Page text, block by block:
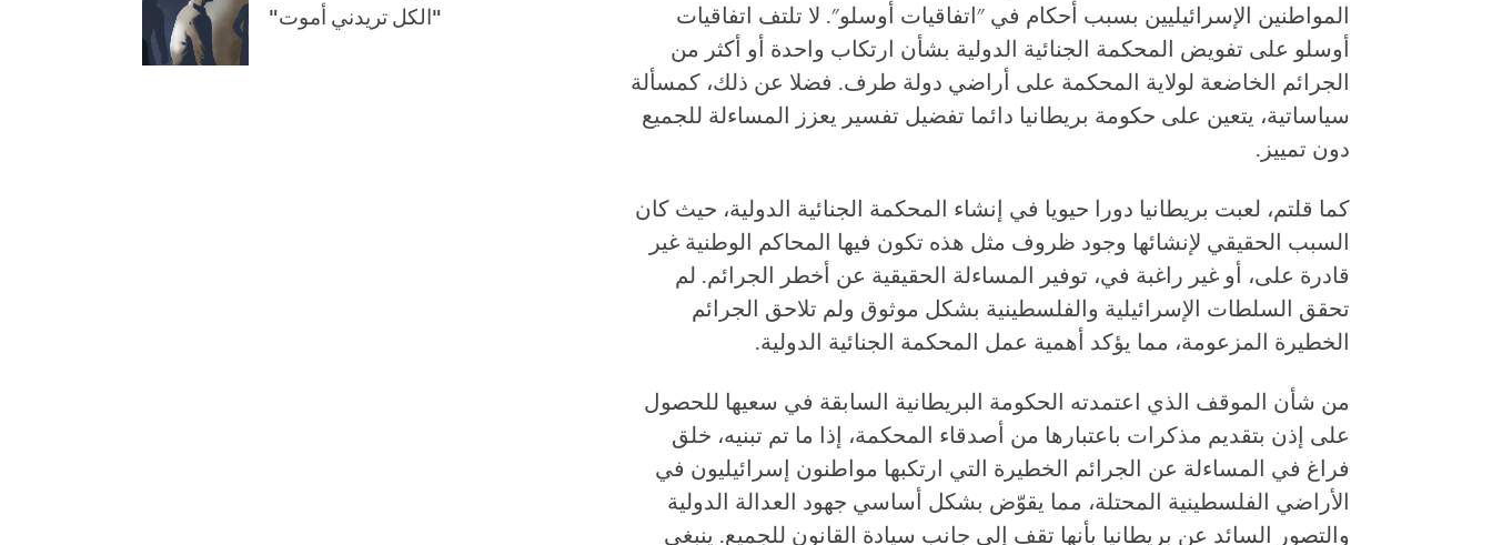
المواطنين الإسرائيليين بسبب أحكام في "اتفاقيات أوسلو". لا تلتف اتفاقيات
أوسلو على تفويض المحكمة الجنائية الدولية بشأن ارتكاب واحدة أو أكثر من
الجرائم الخاضعة لولاية المحكمة على أراضي دولة طرف. فضلا عن ذلك، كمسألة
سياساتية، يتعين على حكومة بريطانيا دائما تفضيل تفسير يعزز المساءلة للجميع
دون تمييز.
كما قلتم، لعبت بريطانيا دورا حيويا في إنشاء المحكمة الجنائية الدولية، حيث كان
السبب الحقيقي لإنشائها وجود ظروف مثل هذه تكون فيها المحاكم الوطنية غير
قادرة على، أو غير راغبة في، توفير المساءلة الحقيقية عن أخطر الجرائم. لم
تحقق السلطات الإسرائيلية والفلسطينية بشكل موثوق ولم تلاحق الجرائم
الخطيرة المزعومة، مما يؤكد أهمية عمل المحكمة الجنائية الدولية.
من شأن الموقف الذي اعتمدته الحكومة البريطانية السابقة في سعيها للحصول
على إذن بتقديم مذكرات باعتبارها من أصدقاء المحكمة، إذا ما تم تبنيه، خلق
فراغ في المساءلة عن الجرائم الخطيرة التي ارتكبها مواطنون إسرائيليون في
الأراضي الفلسطينية المحتلة، مما يقوّض بشكل أساسي جهود العدالة الدولية
والتصور السائد عن بريطانيا بأنها تقف إلى جانب سيادة القانون للجميع. ينبغي
"الكل تريدني أموت"